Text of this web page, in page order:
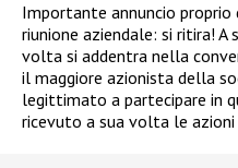
Importante annuncio proprio
riunione aziendale: si ritira! A
volta si addentra nella
il maggiore azionista della
legittimato a partecipare in
ricevuto a sua volta le azioni